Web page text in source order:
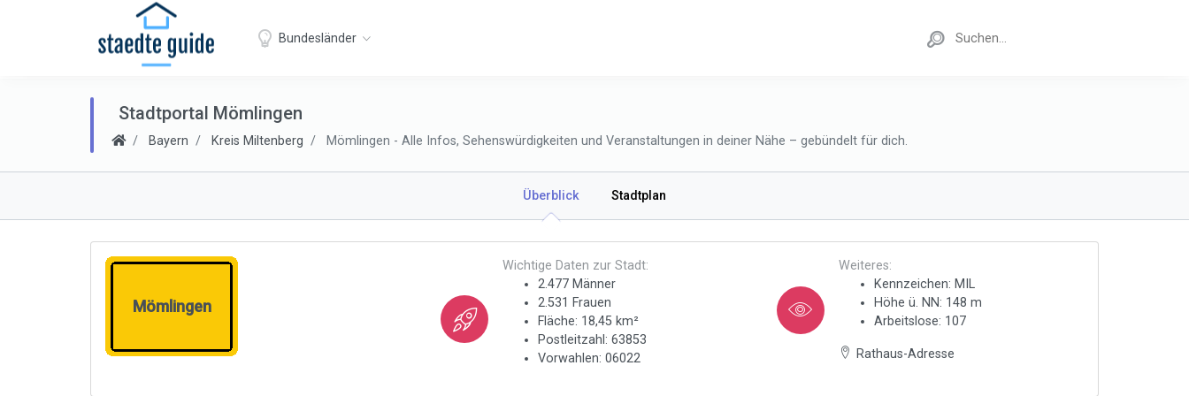
Bundesländer
Stadtportal Mömlingen
Bayern Kreis Miltenberg Mömlingen - Alle Infos, Sehenswürdigkeiten und Veranstaltungen in deiner Nähe – gebündelt für dich.
Überblick Stadtplan
Mömlingen
Wichtige Daten zur Stadt:
2.477 Männer
2.531 Frauen
Fläche: 18,45 km²
Postleitzahl: 63853
Vorwahlen: 06022
Weiteres:
Kennzeichen: MIL
Höhe ü. NN: 148 m
Arbeitslose: 107
Rathaus-Adresse